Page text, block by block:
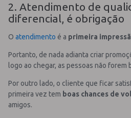
2. Atendimento de
diferencial, é obrigação
O atendimento é a primeira
Portanto, de nada adianta criar
logo ao chegar, as pessoas não forem
Por outro lado, o cliente que ficar
primeira vez tem boas chances de
amigos.